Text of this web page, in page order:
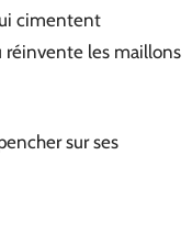
cimentent
réinvente les maillons
sur ses